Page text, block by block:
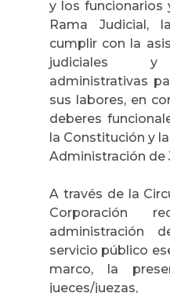
y los funcionarios
Rama Judicial,
cumplir con la
judiciales y
administrativas
sus labores, en
deberes
la Constitución y
Administración de
A través de la
Corporación
administración
servicio público
marco, la
jueces/juezas,